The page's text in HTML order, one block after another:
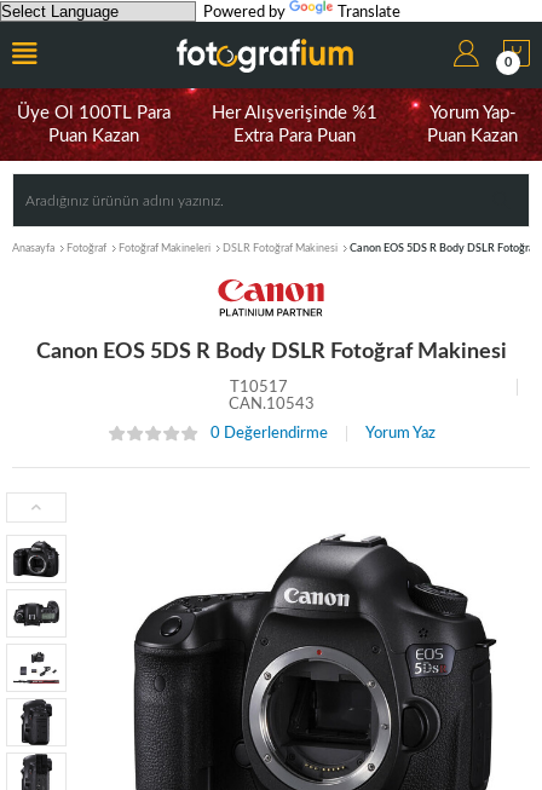
Powered by Translate
0
Üye Ol 100TL Para
Puan Kazan
Her Alışverişinde %1
Extra Para Puan
Yorum Yap-
Puan Kazan
Anasayfa Fotoğraf Fotoğraf Makineleri DSLR Fotoğraf Makinesi Canon EOS 5DS R Body DSLR Fotoğraf
Canon EOS 5DS R Body DSLR Fotoğraf Makinesi
T10517
CAN.10543
0 Değerlendirme
Yorum Yaz